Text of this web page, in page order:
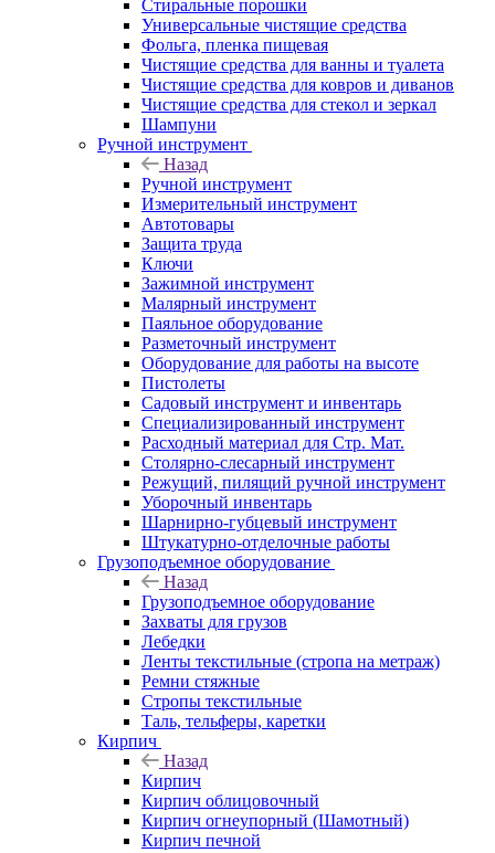
Стиральные порошки
Универсальные чистящие средства
Фольга, пленка пищевая
Чистящие средства для ванны и туалета
Чистящие средства для ковров и диванов
Чистящие средства для стекол и зеркал
Шампуни
Ручной инструмент
Назад
Ручной инструмент
Измерительный инструмент
Автотовары
Защита труда
Ключи
Зажимной инструмент
Малярный инструмент
Паяльное оборудование
Разметочный инструмент
Оборудование для работы на высоте
Пистолеты
Садовый инструмент и инвентарь
Специализированный инструмент
Расходный материал для Стр. Мат.
Столярно-слесарный инструмент
Режущий, пилящий ручной инструмент
Уборочный инвентарь
Шарнирно-губцевый инструмент
Штукатурно-отделочные работы
Грузоподъемное оборудование
Назад
Грузоподъемное оборудование
Захваты для грузов
Лебедки
Ленты текстильные (стропа на метраж)
Ремни стяжные
Стропы текстильные
Таль, тельферы, каретки
Кирпич
Назад
Кирпич
Кирпич облицовочный
Кирпич огнеупорный (Шамотный)
Кирпич печной